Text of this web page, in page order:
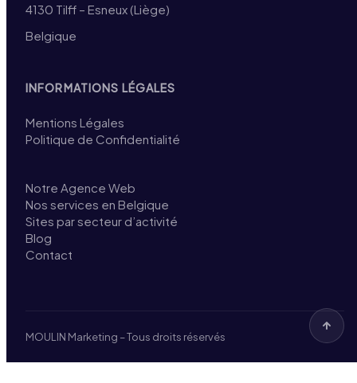
4130 Tilff – Esneux (Liège)
Belgique
INFORMATIONS LÉGALES
Mentions Légales
Politique de Confidentialité
Notre Agence Web
Nos services en Belgique
Sites par secteur d’activité
Blog
Contact
MOULIN Marketing – Tous droits réservés